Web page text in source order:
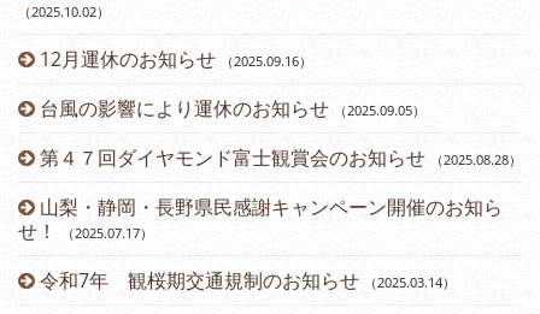
（2025.10.02）
12月運休のお知らせ （2025.09.16）
台風の影響により運休のお知らせ （2025.09.05）
第４７回ダイヤモンド富士観賞会のお知らせ （2025.08.28）
山梨・静岡・長野県民感謝キャンペーン開催のお知ら
せ！
（2025.07.17）
令和7年 観桜期交通規制のお知らせ （2025.03.14）